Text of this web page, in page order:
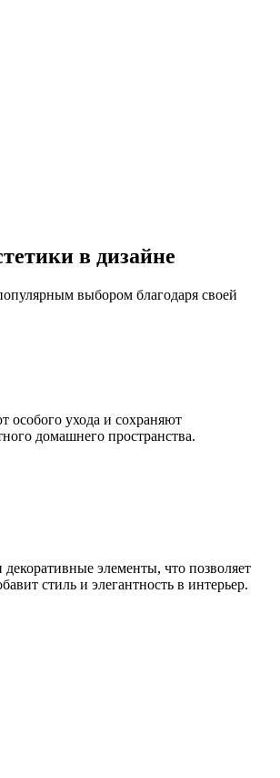
в дизайне
выбором благодаря своей
особого ухода и сохраняют
домашнего пространства.
элементы, что позволяет
стиль и элегантность в интерьер.